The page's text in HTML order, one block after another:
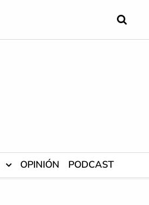
OPINIÓN PODCAST